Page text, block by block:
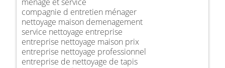
compagnie d entretien ménager
nettoyage maison demenagement
service nettoyage entreprise
entreprise nettoyage maison prix
entreprise nettoyage professionnel
entreprise de nettoyage de tapis